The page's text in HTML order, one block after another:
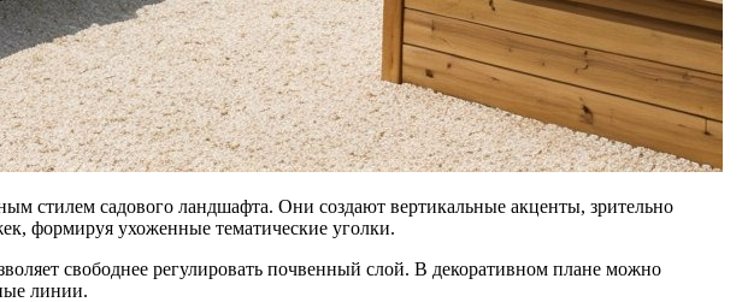
стилем садового ландшафта. Они создают вертикальные акценты, зрительно
формируя ухоженные тематические уголки.
свободнее регулировать почвенный слой. В декоративном плане можно
линии.